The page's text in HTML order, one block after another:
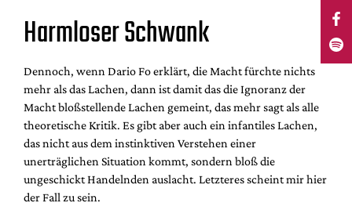
Harmloser Schwank
Dennoch, wenn Dario Fo erklärt, die Macht fürchte nichts
mehr als das Lachen, dann ist damit das die Ignoranz der
Macht bloßstellende Lachen gemeint, das mehr sagt als alle
theoretische Kritik. Es gibt aber auch ein infantiles Lachen,
das nicht aus dem instinktiven Verstehen einer
unerträglichen Situation kommt, sondern bloß die
ungeschickt Handelnden auslacht. Letzteres scheint mir hier
der Fall zu sein.